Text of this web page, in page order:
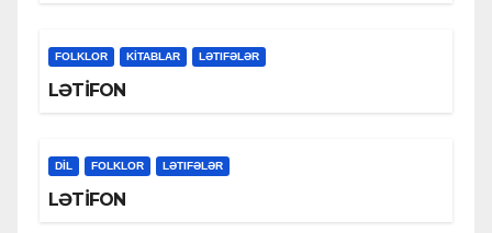
FOLKLOR KİTABLAR LƏTIFƏLƏR
LƏTİFON
DİL FOLKLOR LƏTIFƏLƏR
LƏTİFON